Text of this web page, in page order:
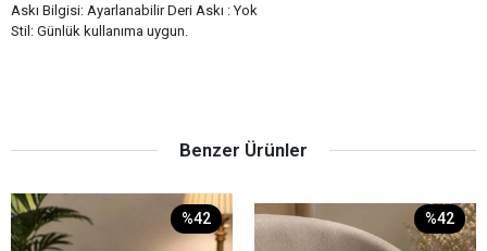
Askı Bilgisi: Ayarlanabilir Deri Askı : Yok
Stil: Günlük kullanıma uygun.
Benzer Ürünler
%42 %42